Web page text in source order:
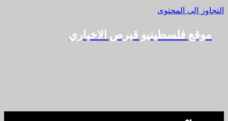
التجاوز إلى المحتوى
موقع فلسطينيو قبرص الاخباري